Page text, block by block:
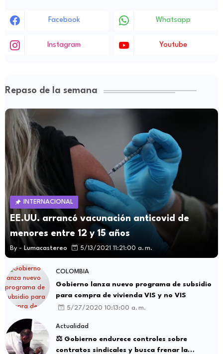
Facebook Whatsapp
Instagram Youtube
Repaso de la semana
INTERNACIONAL
EE.UU. arrancó vacunación anticovid de
menores entre 12 y 15 años
By - Lumacastereo 5/13/2021 11:21:00 a. m.
COLOMBIA
Gobierno lanza nuevo programa de subsidio
para compra de vivienda VIS y no VIS
5/27/2020 10:13:00 a. m.
Actualidad
⚖️ Gobierno endurece controles sobre
contratos sindicales y busca frenar la